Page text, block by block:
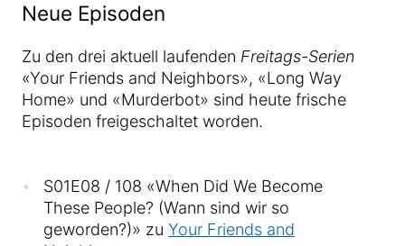
Neue Episoden
Zu den drei aktuell laufenden Freitags-Serien
«Your Friends and Neighbors», «Long Way
Home» und «Murderbot» sind heute frische
Episoden freigeschaltet worden.
S01E08 / 108 «When Did We Become
These People? (Wann sind wir so
geworden?)» zu Your Friends and